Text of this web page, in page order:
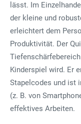
lässt. Im
der kleine und
erleichtert dem
Produktivität. Der
Kinderspiel wird. Er
Stapelcodes und ist
(z. B. von
effektives Arbeiten.